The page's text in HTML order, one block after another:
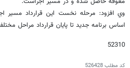
وي افزود: مرحله نخست اين قرارداد مسير
اساس برنامه جديد تا پايان قرارداد مراحل
52310
کد مطلب526428